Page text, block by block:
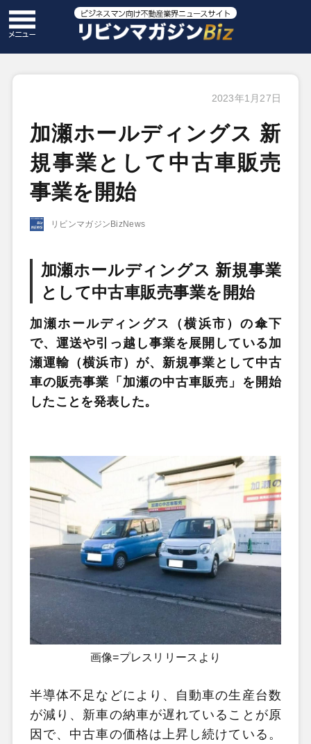
2023年1月27日
加瀬ホールディングス 新
規事業として中古車販売
事業を開始
リビンマガジンBizNews
加瀬ホールディングス 新規事業
として中古車販売事業を開始
加瀬ホールディングス（横浜市）の傘下
で、運送や引っ越し事業を展開している加
瀬運輸（横浜市）が、新規事業として中古
車の販売事業「加瀬の中古車販売」を開始
したことを発表した。
画像=プレスリリースより
半導体不足などにより、自動車の生産台数
が減り、新車の納車が遅れていることが原
因で、中古車の価格は上昇し続けている。